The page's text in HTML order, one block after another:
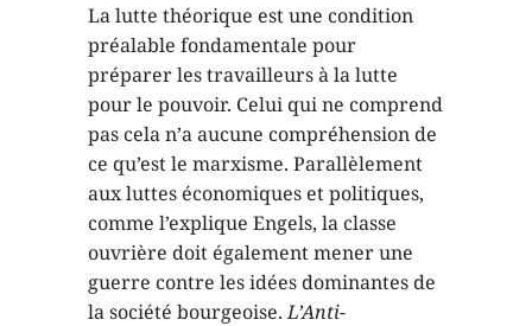
La lutte théorique est une condition
préalable fondamentale pour
préparer les travailleurs à la lutte
pour le pouvoir. Celui qui ne comprend
pas cela n’a aucune compréhension de
ce qu’est le marxisme. Parallèlement
aux luttes économiques et politiques,
comme l’explique Engels, la classe
ouvrière doit également mener une
guerre contre les idées dominantes de
la société bourgeoise.L’Anti-